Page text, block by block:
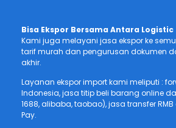
Bisa Ekspor Bersama Antara Logistic
Kami juga melayani jasa ekspor ke
tarif murah dan pengurusan dokumen
akhir.
Layanan ekspor import kami meliputi :
Indonesia, jasa titip beli barang online
1688, alibaba, taobao), jasa transfer
Pay.